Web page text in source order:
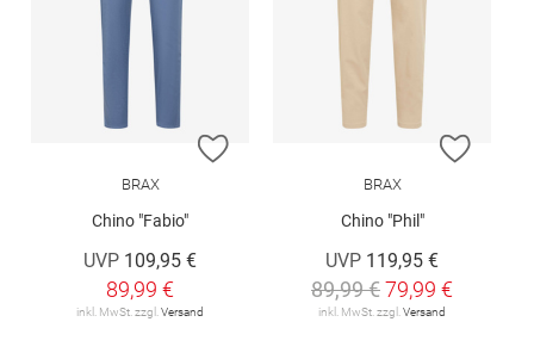
ZUR WUNSCHLISTE HINZUFÜGEN
BRAX
Chino "Fabio"
UVP 109,95 €
89,99 €
inkl. MwSt. zzgl. Versand
ZUR
BRAX
Chino "Phil"
UVP 119,95 €
89,99 €79,99 €
inkl. MwSt. zzgl. Versand